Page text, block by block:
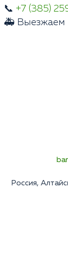
📞 +7 (385)
🚑 Выезжаем
Россия,